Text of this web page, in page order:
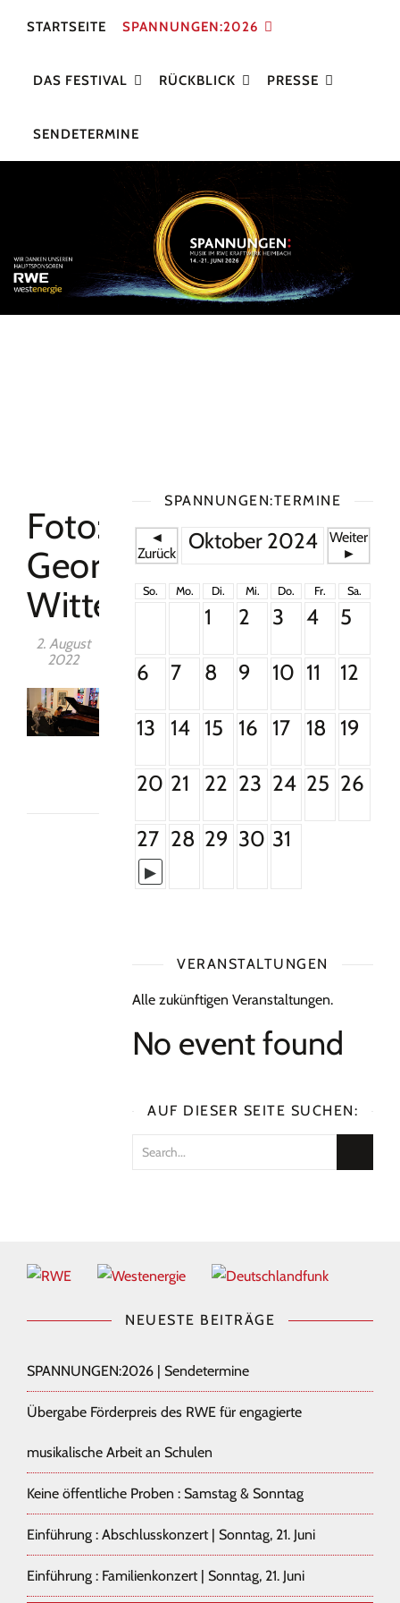
STARTSEITE SPANNUNGEN:2026
DAS FESTIVAL RÜCKBLICK PRESSE
SENDETERMINE
Foto:
Georg
Witteler
2. August
2022
SPANNUNGEN:TERMINE
◄
Zurück
Oktober 2024
Weiter
►
So. Mo. Di. Mi. Do. Fr. Sa.
1 2 3 4 5
6 7 8 9 10 11 12
13 14 15 16 17 18 19
20 21 22 23 24 25 26
27 28 29 30 31
VERANSTALTUNGEN
Alle zukünftigen Veranstaltungen.
No event found
AUF DIESER SEITE SUCHEN:
NEUESTE BEITRÄGE
SPANNUNGEN:2026 | Sendetermine
Übergabe Förderpreis des RWE für engagierte
musikalische Arbeit an Schulen
Keine öffentliche Proben : Samstag & Sonntag
Einführung : Abschlusskonzert | Sonntag, 21. Juni
Einführung : Familienkonzert | Sonntag, 21. Juni